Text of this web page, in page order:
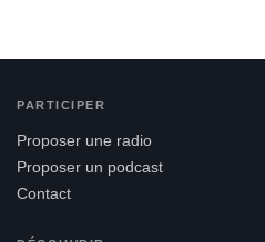
PARTICIPER
Proposer une radio
Proposer un podcast
Contact